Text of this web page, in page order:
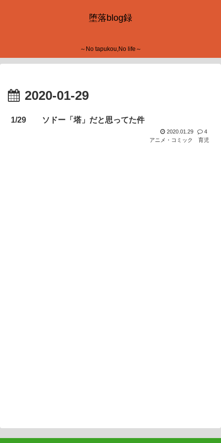
堕落blog録
～No tapukou,No life～
2020-01-29
1/29 ソドー「塔」だと思ってた件
2020.01.29
4
アニメ・コミック
育児